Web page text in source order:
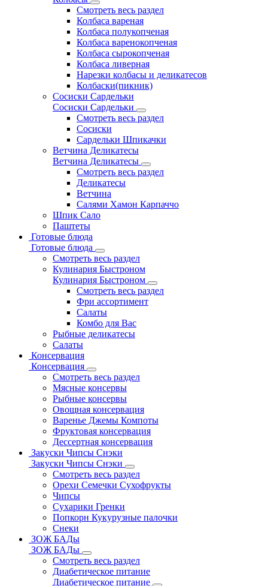
Смотреть весь раздел
Колбаса вареная
Колбаса полукопченая
Колбаса варенокопченая
Колбаса сырокопченая
Колбаса ливерная
Нарезки колбасы и деликатесов
Колбаски(пикник)
Сосиски Сардельки
Сосиски Сардельки
Смотреть весь раздел
Сосиски
Сардельки Шпикачки
Ветчина Деликатесы
Ветчина Деликатесы
Смотреть весь раздел
Деликатесы
Ветчина
Салями Хамон Карпаччо
Шпик Сало
Паштеты
Готовые блюда
Готовые блюда
Смотреть весь раздел
Кулинария Быстроном
Кулинария Быстроном
Смотреть весь раздел
Фри ассортимент
Салаты
Комбо для Вас
Рыбные деликатесы
Салаты
Консервация
Консервация
Смотреть весь раздел
Мясные консервы
Рыбные консервы
Овощная консервация
Варенье Джемы Компоты
Фруктовая консервация
Дессертная консервация
Закуски Чипсы Снэки
Закуски Чипсы Снэки
Смотреть весь раздел
Орехи Семечки Сухофрукты
Чипсы
Сухарики Гренки
Попкорн Кукурузные палочки
Снеки
ЗОЖ БАДы
ЗОЖ БАДы
Смотреть весь раздел
Диабетическое питание
Диабетическое питание